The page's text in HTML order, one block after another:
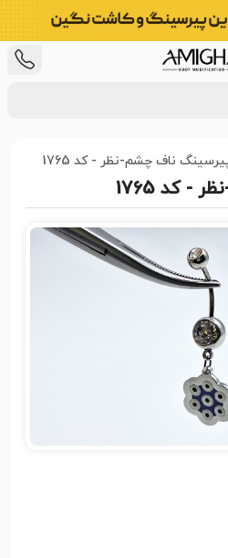
ناف چشم-نظر - کد 1765
کد 1765